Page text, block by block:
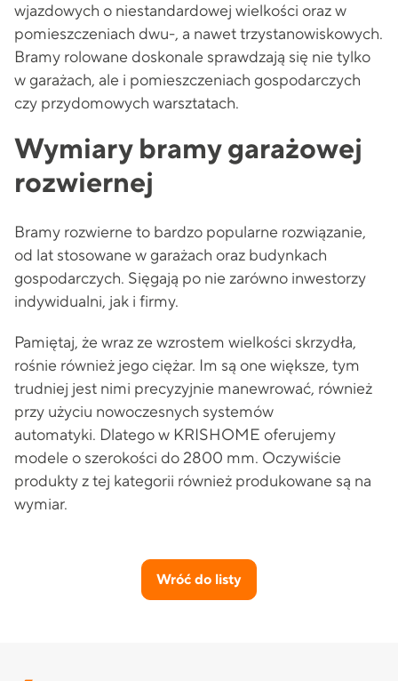
wjazdowych o niestandardowej wielkości oraz w
pomieszczeniach dwu-, a nawet trzystanowiskowych.
Bramy rolowane doskonale sprawdzają się nie tylko
w garażach, ale i pomieszczeniach gospodarczych
czy przydomowych warsztatach.
Wymiary bramy garażowej
rozwiernej
Bramy rozwierne to bardzo popularne rozwiązanie,
od lat stosowane w garażach oraz budynkach
gospodarczych. Sięgają po nie zarówno inwestorzy
indywidualni, jak i firmy.
Pamiętaj, że wraz ze wzrostem wielkości skrzydła,
rośnie również jego ciężar. Im są one większe, tym
trudniej jest nimi precyzyjnie manewrować, również
przy użyciu nowoczesnych systemów
automatyki. Dlatego w KRISHOME oferujemy
modele o szerokości do 2800 mm. Oczywiście
produkty z tej kategorii również produkowane są na
wymiar.
Wróć do listy